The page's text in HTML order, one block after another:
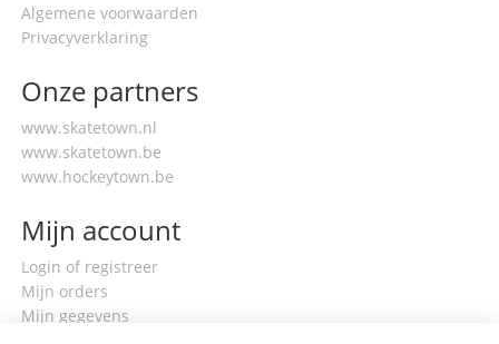
Algemene voorwaarden
Privacyverklaring
Onze partners
www.skatetown.nl
www.skatetown.be
www.hockeytown.be
Mijn account
Login of registreer
Mijn orders
Mijn gegevens